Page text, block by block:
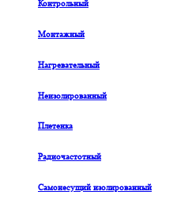
Контрольный
Монтажный
Нагревательный
Неизолированный
Плетенка
Радиочастотный
Самонесущий изолированный